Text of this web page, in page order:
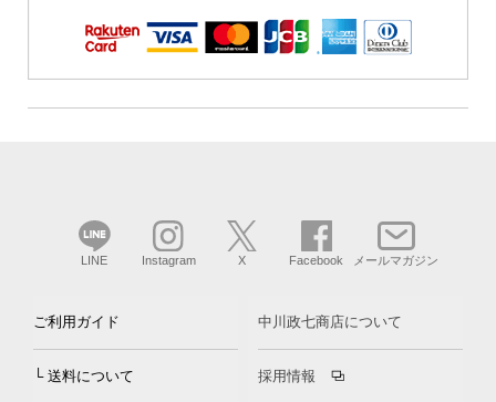
LINE Instagram X Facebook メールマガジン
ご利用ガイド
└ 送料について
中川政七商店について
採用情報